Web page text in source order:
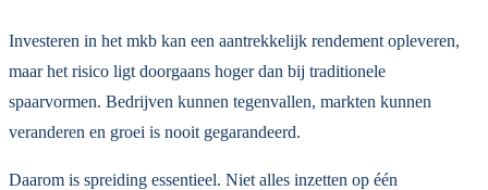
Investeren in het mkb kan een aantrekkelijk rendement opleveren,
maar het risico ligt doorgaans hoger dan bij traditionele
spaarvormen. Bedrijven kunnen tegenvallen, markten kunnen
veranderen en groei is nooit gegarandeerd.
Daarom is spreiding essentieel. Niet alles inzetten op één